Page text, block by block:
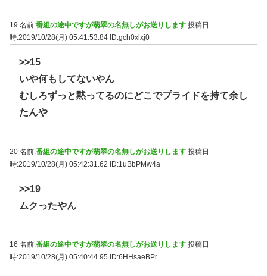
19 名前:番組の途中ですが翡翠の名無しがお送りします 投稿日
時:2019/10/28(月) 05:41:53.84 ID:gch0xlxj0
>>15
いや何もしてないやん
むしろずっと黙ってるのにどこでプライドを持て余し
たんや
20 名前:番組の途中ですが翡翠の名無しがお送りします 投稿日
時:2019/10/28(月) 05:42:31.62 ID:1uBbPMw4a
>>19
ムクったやん
16 名前:番組の途中ですが翡翠の名無しがお送りします 投稿日
時:2019/10/28(月) 05:40:44.95
ID:6HHsaeBPr